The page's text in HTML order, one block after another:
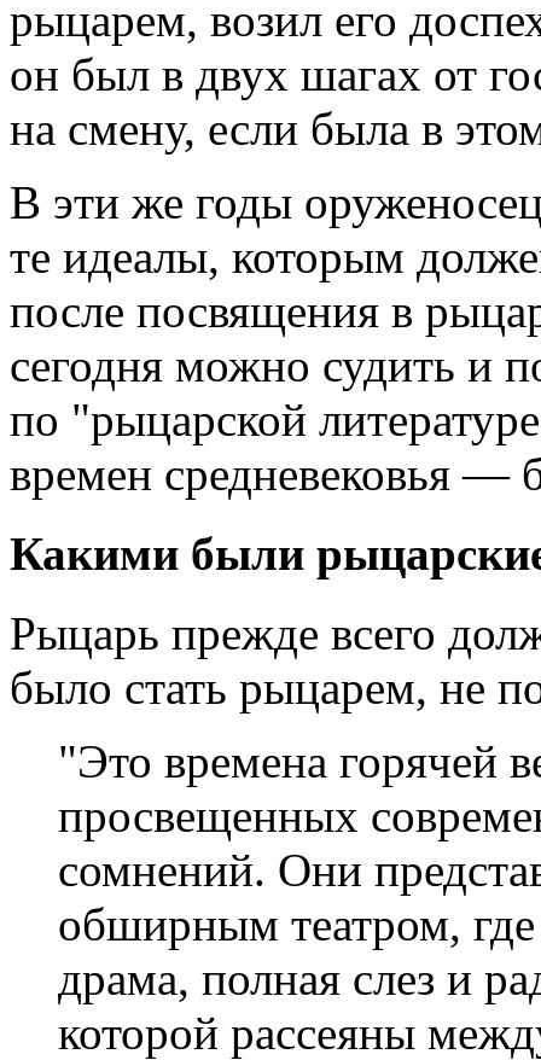
рыцарем, возил его
он был в двух шагах от
на смену, если была в
В эти же годы
те идеалы, которым
после посвящения в
сегодня можно судить и
по "рыцарской
времен средневековья —
Какими были
Рыцарь прежде всего
было стать рыцарем, не
"Это времена горячей
просвещенных
сомнений. Они
обширным театром, где
драма, полная слез и
которой рассеяны